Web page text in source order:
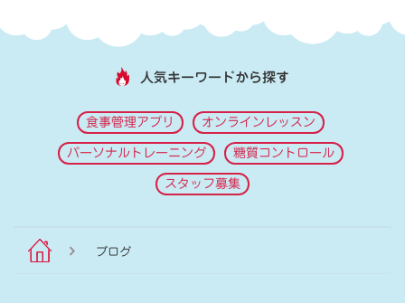
人気キーワードから探す
食事管理アプリ オンラインレッスン
パーソナルトレーニング 糖質コントロール
スタッフ募集
ブログ